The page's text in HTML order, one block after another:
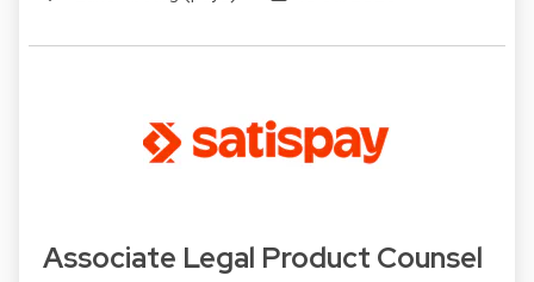
Associate Legal Product Counsel